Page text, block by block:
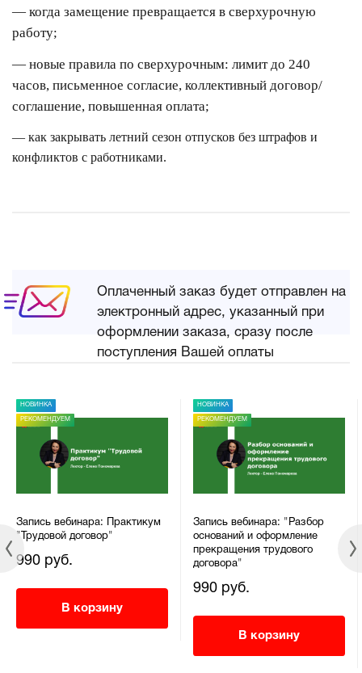
— когда замещение превращается в сверхурочную
работу;
— новые правила по сверхурочным: лимит до 240
часов, письменное согласие, коллективный договор/
соглашение, повышенная оплата;
— как закрывать летний сезон отпусков без штрафов и
конфликтов с работниками.
Оплаченный заказ будет отправлен на
электронный адрес, указанный при
оформлении заказа, сразу после
поступления Вашей оплаты
НОВИНКА
РЕКОМЕНДУЕМ
Запись вебинара: Практикум
"Трудовой договор"
990 руб.
В корзину
НОВИНКА
РЕКОМЕНДУЕМ
Запись вебинара: "Разбор
оснований и оформление
прекращения трудового
договора"
990 руб.
В корзину